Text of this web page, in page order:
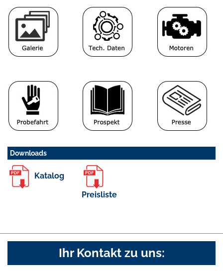
Downloads
Katalog
Preisliste
Ihr Kontakt zu uns: